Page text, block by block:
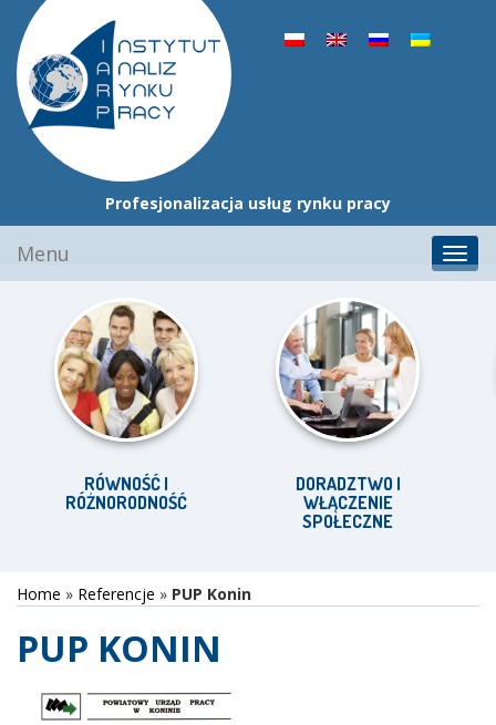
Profesjonalizacja usług rynku pracy
treści
Menu
RÓWNOŚĆ I
RÓŻNORODNOŚĆ
DORADZTWO I
WŁĄCZENIE
SPOŁECZNE
Home » Referencje » PUP Konin
PUP KONIN